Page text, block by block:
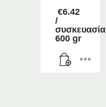
€6.42
/
συσκευασία
600 gr